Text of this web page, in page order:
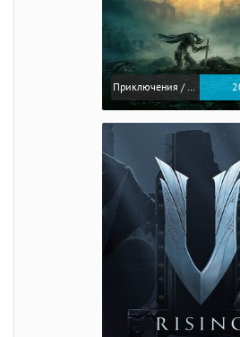
Приключения / Экшен / Ролевые